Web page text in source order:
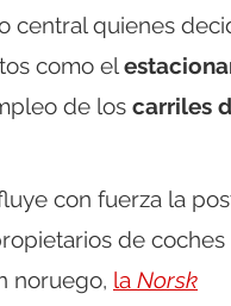
central quienes
como el
de los carriles
con fuerza la
de
noruego, la Norsk